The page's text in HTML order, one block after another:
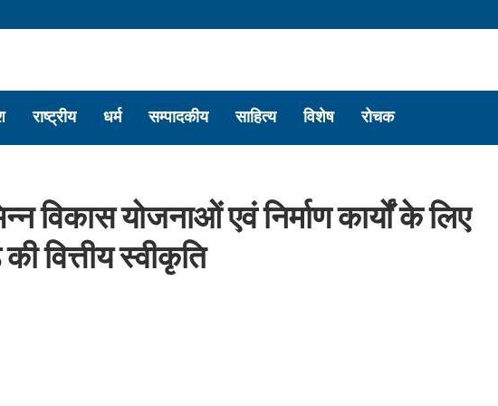
राष्ट्रीय धर्म सम्पादकीय साहित्य विशेष रोचक
विकास योजनाओं एवं निर्माण कार्यों के लिए
वित्तीय स्वीकृति